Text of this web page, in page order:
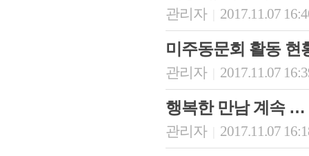
관리자 2017.11.07
미주동문회 활동 현
관리자 2017.11.07
행복한 만남 계속 …
관리자 2017.11.07